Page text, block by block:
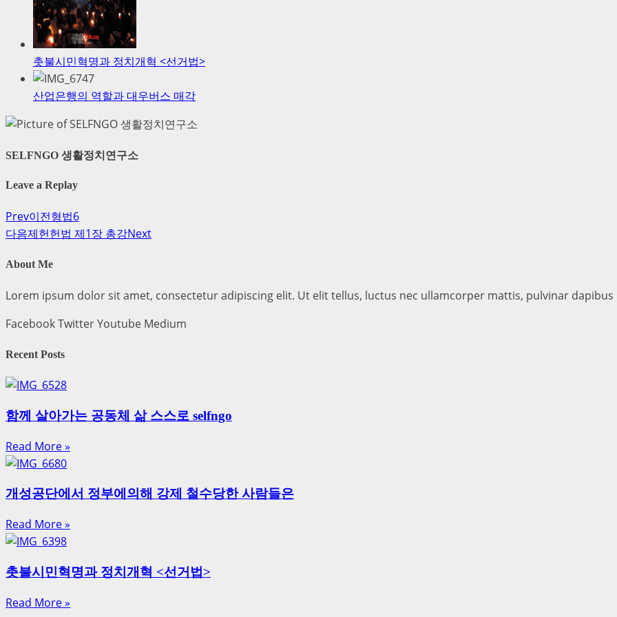
촛불시민혁명과 정치개혁 <선거법>
산업은행의 역할과 대우버스 매각
SELFNGO 생활정치연구소
Leave a Replay
Prev이전형법6
다음제헌헌법 제1장 총강Next
About Me
Lorem ipsum dolor sit amet, consectetur adipiscing elit. Ut elit tellus, luctus nec ullamcorper mattis, pulvinar dapibus
FacebookTwitterYoutube Medium
Recent Posts
함께 살아가는 공동체 삶 스스로 selfngo
Read More »
개성공단에서 정부에의해 강제 철수당한 사람들은
Read More »
촛불시민혁명과 정치개혁 <선거법>
Read More »